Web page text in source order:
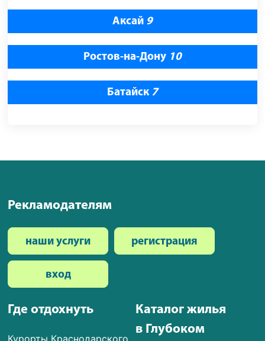
Аксай 9
Ростов-на-Дону 10
Батайск 7
Где отдохнуть
Курорты Краснодарского
Каталог жилья
в Глубоком
Рекламодателям
наши услуги регистрация
вход